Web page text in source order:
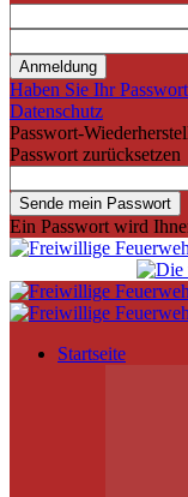
Haben Sie Ihr
Datenschutz
Passwort-
Passwort zurücksetzen
Ein Passwort wird
Startseite